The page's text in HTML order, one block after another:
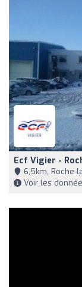
Ecf Vigier -
6,5km, Roche-
Voir les